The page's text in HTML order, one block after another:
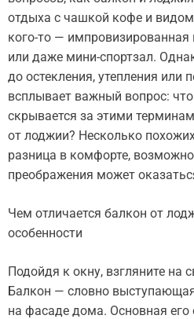
отдыха с чашкой кофе и видом
кого-то — импровизированная
или даже мини-спортзал.
до остекления, утепления или
всплывает важный вопрос:
скрывается за этими
от лоджии? Несколько
разница в комфорте,
преображения может
Чем отличается балкон от
особенности
Подойдя к окну, взгляните на
Балкон — словно
на фасаде дома. Основная его